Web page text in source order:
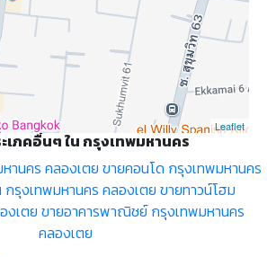
Leaflet
เภคอื่นๆ ใน กรุงเทพมหานคร
านคร คลองเตย ขายคอนโด กรุงเทพมหานคร
รุงเทพมหานคร คลองเตย ขายทาวน์โฮม
งเตย ขายอาคารพาณิชย์ กรุงเทพมหานคร
คลองเตย